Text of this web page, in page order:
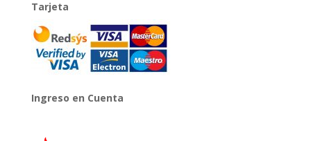
Tarjeta
Ingreso en Cuenta